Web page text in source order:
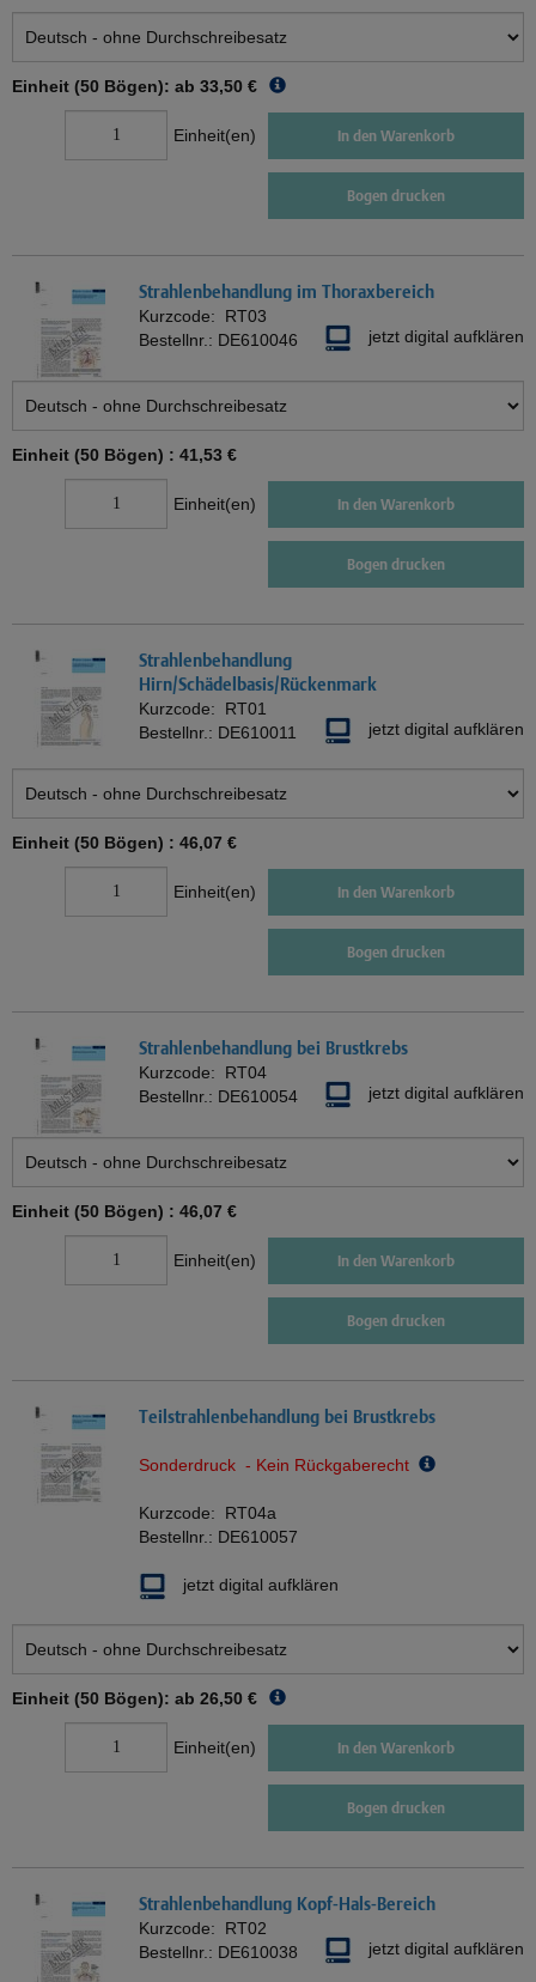
Einheit (50 Bögen): ab 33,50 €
Einheit(en) In den Warenkorb
Bogen drucken
Strahlenbehandlung im Thoraxbereich
Kurzcode: RT03
Bestellnr.: DE610046 jetzt digital aufklären
Einheit (50 Bögen) : 41,53 €
Einheit(en) In den Warenkorb
Bogen drucken
Strahlenbehandlung
Hirn/Schädelbasis/Rückenmark
Kurzcode: RT01
Bestellnr.: DE610011 jetzt digital aufklären
Einheit (50 Bögen) : 46,07 €
Einheit(en) In den Warenkorb
Bogen drucken
Strahlenbehandlung bei Brustkrebs
Kurzcode: RT04
Bestellnr.: DE610054 jetzt digital aufklären
Einheit (50 Bögen) : 46,07 €
Einheit(en) In den Warenkorb
Bogen drucken
Teilstrahlenbehandlung bei Brustkrebs
Sonderdruck - Kein Rückgaberecht
Kurzcode: RT04a
Bestellnr.: DE610057
jetzt digital aufklären
Einheit (50 Bögen): ab 26,50 €
Einheit(en) In den Warenkorb
Bogen drucken
Strahlenbehandlung Kopf-Hals-Bereich
Kurzcode: RT02
Bestellnr.: DE610038 jetzt digital aufklären